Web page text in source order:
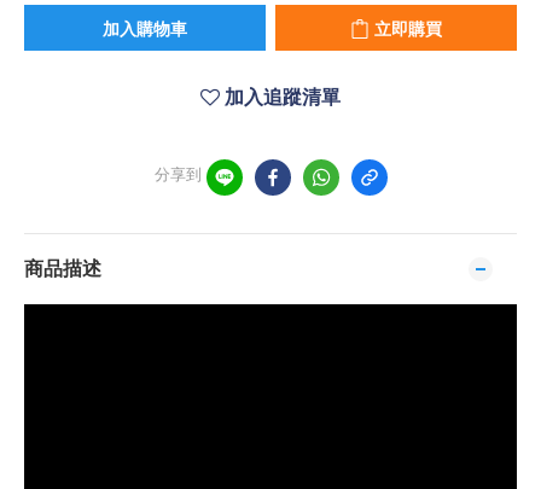
加入購物車 立即購買
加入追蹤清單
分享到
商品描述